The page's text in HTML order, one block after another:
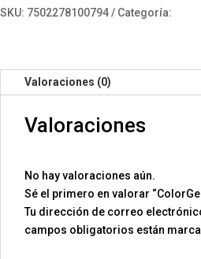
cantidad
SKU: 7502278100794 Categoría:
Valoraciones (0)
Valoraciones
No hay valoraciones aún.
Sé el primero en valorar
Tu dirección de correo
campos obligatorios están